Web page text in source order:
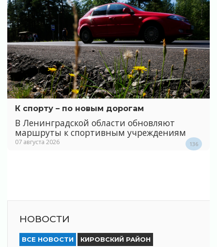
К спорту – по новым дорогам
В Ленинградской области обновляют
маршруты к спортивным учреждениям
07 августа 2026 136
НОВОСТИ
ВСЕ НОВОСТИ КИРОВСКИЙ РАЙОН